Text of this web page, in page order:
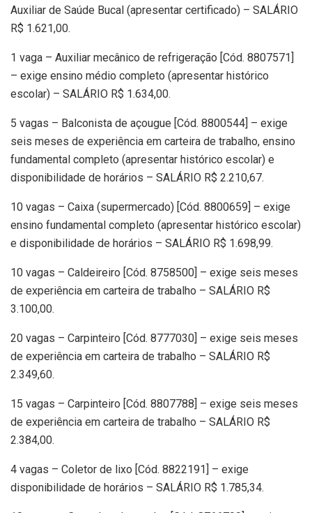
Auxiliar de Saúde Bucal (apresentar certificado) – SALÁRIO
R$ 1.621,00.
1 vaga – Auxiliar mecânico de refrigeração [Cód. 8807571]
– exige ensino médio completo (apresentar histórico
escolar) – SALÁRIO R$ 1.634,00.
5 vagas – Balconista de açougue [Cód. 8800544] – exige
seis meses de experiência em carteira de trabalho, ensino
fundamental completo (apresentar histórico escolar) e
disponibilidade de horários – SALÁRIO R$ 2.210,67.
10 vagas – Caixa (supermercado) [Cód. 8800659] – exige
ensino fundamental completo (apresentar histórico escolar)
e disponibilidade de horários – SALÁRIO R$ 1.698,99.
10 vagas – Caldeireiro [Cód. 8758500] – exige seis meses
de experiência em carteira de trabalho – SALÁRIO R$
3.100,00.
20 vagas – Carpinteiro [Cód. 8777030] – exige seis meses
de experiência em carteira de trabalho – SALÁRIO R$
2.349,60.
15 vagas – Carpinteiro [Cód. 8807788] – exige seis meses
de experiência em carteira de trabalho – SALÁRIO R$
2.384,00.
4 vagas – Coletor de lixo [Cód. 8822191] – exige
disponibilidade de horários – SALÁRIO R$ 1.785,34.